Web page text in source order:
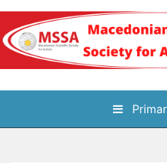
Skip
content